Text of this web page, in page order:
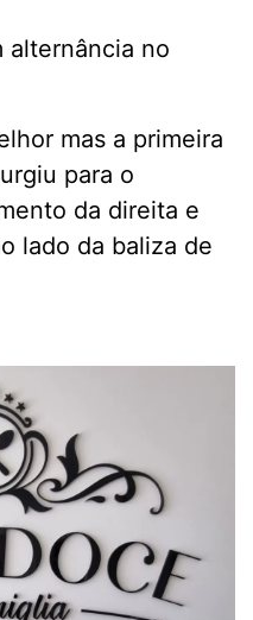
alternância no
mas a primeira
para o
da direita e
lado da baliza de